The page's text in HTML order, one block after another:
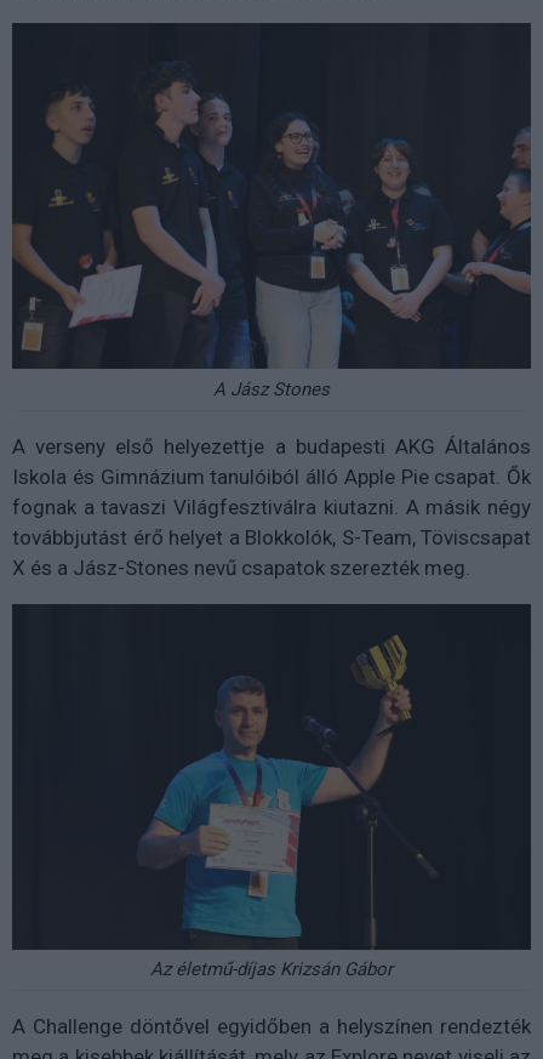
A Jász Stones
A verseny első helyezettje a budapesti AKG Általános
Iskola és Gimnázium tanulóiból álló Apple Pie csapat. Ők
fognak a tavaszi Világfesztiválra kiutazni. A másik négy
továbbjutást érő helyet a Blokkolók, S-Team, Töviscsapat
X és a Jász-Stones nevű csapatok szerezték meg.
Az életmű-díjas Krizsán Gábor
A Challenge döntővel egyidőben a helyszínen rendezték